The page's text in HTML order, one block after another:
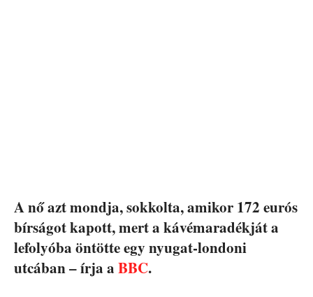
A nő azt mondja, sokkolta, amikor 172 eurós
bírságot kapott, mert a kávémaradékját a
lefolyóba öntötte egy nyugat-londoni
utcában – írja a BBC.